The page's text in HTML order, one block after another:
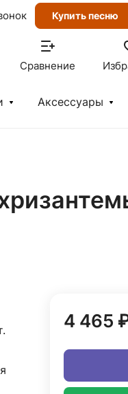
Купить песню
Сравнение
Аксессуары
4 465